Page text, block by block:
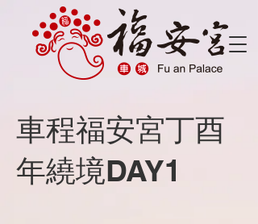
車程福安宮丁酉
年繞境DAY1